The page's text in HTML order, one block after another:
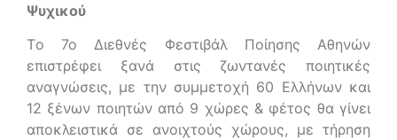
Ψυχικού
Tο 7ο Διεθνές Φεστιβάλ Ποίησης Αθηνών
επιστρέφει ξανά στις ζωντανές ποιητικές
αναγνώσεις, με την συμμετοχή 60 Ελλήνων και
12 ξένων ποιητών από 9 χώρες & φέτος θα γίνει
αποκλειστικά σε ανοιχτούς χώρους, με τήρηση